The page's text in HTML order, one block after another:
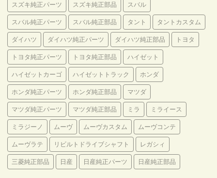
スズキ純正パーツ スズキ純正部品 スバル
スバル純正パーツ スバル純正部品 タント タントカスタム
ダイハツ ダイハツ純正パーツ ダイハツ純正部品 トヨタ
トヨタ純正パーツ トヨタ純正部品 ハイゼット
ハイゼットカーゴ ハイゼットトラック ホンダ
ホンダ純正パーツ ホンダ純正部品 マツダ
マツダ純正パーツ マツダ純正部品 ミラ ミライース
ミラジーノ ムーヴ ムーヴカスタム ムーヴコンテ
ムーヴラテ リビルトドライブシャフト レガシィ
三菱純正部品 日産 日産純正パーツ 日産純正部品